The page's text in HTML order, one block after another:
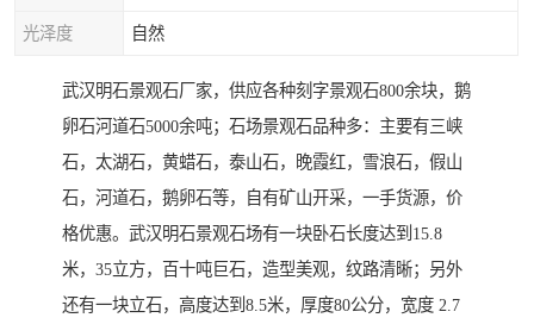
光泽度 自然
武汉明石景观石厂家，供应各种刻字景观石800余块，鹅
卵石河道石5000余吨；石场景观石品种多：主要有三峡
石，太湖石，黄蜡石，泰山石，晚霞红，雪浪石，假山
石，河道石，鹅卵石等，自有矿山开采，一手货源，价
格优惠。武汉明石景观石场有一块卧石长度达到15.8
米，35立方，百十吨巨石，造型美观，纹路清晰；另外
还有一块立石，高度达到8.5米，厚度80公分，宽度 2.7